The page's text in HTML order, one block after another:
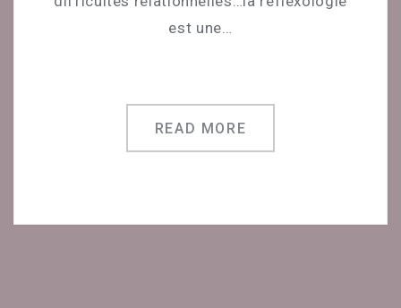
est une…
READ MORE